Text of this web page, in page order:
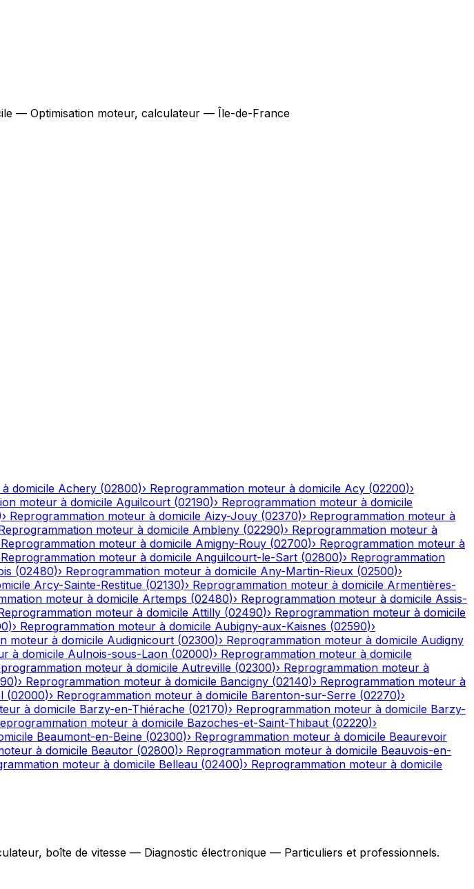
— Optimisation moteur, calculateur — Île-de-France
domicile Achery (02800)› Reprogrammation moteur à domicile Acy (02200)›
moteur à domicile Aguilcourt (02190)› Reprogrammation moteur à domicile
› Reprogrammation moteur à domicile Aizy-Jouy (02370)› Reprogrammation moteur à
moteur à domicile Ambleny (02290)› Reprogrammation moteur à
Reprogrammation moteur à domicile Amigny-Rouy (02700)› Reprogrammation moteur à
Reprogrammation moteur à domicile Anguilcourt-le-Sart (02800)› Reprogrammation
(02480)› Reprogrammation moteur à domicile Any-Martin-Rieux (02500)›
Arcy-Sainte-Restitue (02130)› Reprogrammation moteur à domicile Armentières-
moteur à domicile Artemps (02480)› Reprogrammation moteur à domicile Assis-
moteur à domicile Attilly (02490)› Reprogrammation moteur à domicile
)› Reprogrammation moteur à domicile Aubigny-aux-Kaisnes (02590)›
moteur à domicile Audignicourt (02300)› Reprogrammation moteur à domicile Audigny
à domicile Aulnois-sous-Laon (02000)› Reprogrammation moteur à domicile
moteur à domicile Autreville (02300)› Reprogrammation moteur à
)› Reprogrammation moteur à domicile Bancigny (02140)› Reprogrammation moteur à
(02000)› Reprogrammation moteur à domicile Barenton-sur-Serre (02270)›
à domicile Barzy-en-Thiérache (02170)› Reprogrammation moteur à domicile Barzy-
moteur à domicile Bazoches-et-Saint-Thibaut (02220)›
Beaumont-en-Beine (02300)› Reprogrammation moteur à domicile Beaurevoir
à domicile Beautor (02800)› Reprogrammation moteur à domicile Beauvois-en-
moteur à domicile Belleau (02400)› Reprogrammation moteur à domicile
boîte de vitesse — Diagnostic électronique — Particuliers et professionnels.